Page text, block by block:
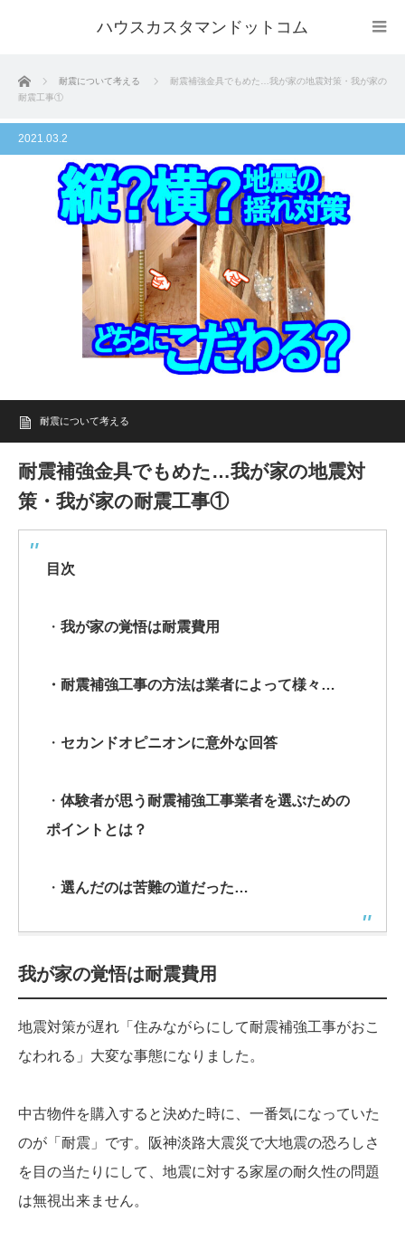
ハウスカスタマンドットコム
ホーム 耐震について考える
耐震補強金具でもめた…我が家の地震対策・我が家の
耐震工事①
2021.03.2
耐震について考える
耐震補強金具でもめた…我が家の地震対
策・我が家の耐震工事①
目次
・ 我が家の覚悟は耐震費用
・耐震補強工事の方法は業者によって様々…
・ セカンドオピニオンに意外な回答
・ 体験者が思う耐震補強工事業者を選ぶための
ポイントとは？
・ 選んだのは苦難の道だった…
我が家の覚悟は耐震費用
地震対策が遅れ「住みながらにして耐震補強工事がおこ
なわれる」大変な事態になりました。
中古物件を購入すると決めた時に、一番気になっていた
のが「耐震」です。阪神淡路大震災で大地震の恐ろしさ
を目の当たりにして、地震に対する家屋の耐久性の問題
は無視出来ません。